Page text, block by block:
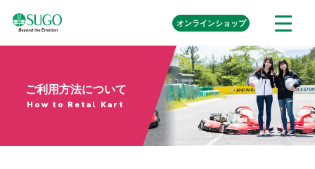
メ
ュ
ー
を
開
く
オンラインショップ外
部
ン
ク
ご利用方法について
How to Retal Kart